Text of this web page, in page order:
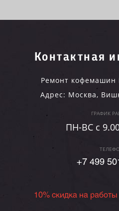
Контактная
Ремонт кофемашин
Адрес: Москва,
ГРАФИК
ПН-ВC c
+7 499
10% скидка на